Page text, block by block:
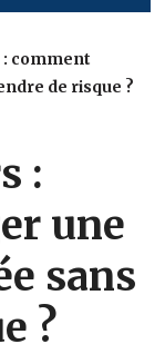
: comment
de risque ?
:
une
sans
?